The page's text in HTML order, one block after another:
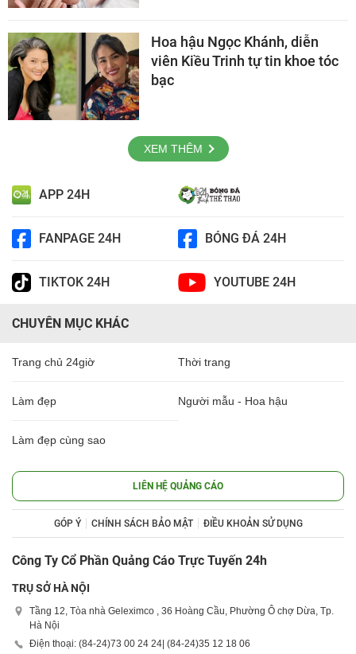
Hoa hậu Ngọc Khánh, diễn
viên Kiều Trinh tự tin khoe tóc
bạc
XEM THÊM
APP 24H
FANPAGE 24H BÓNG ĐÁ 24H
TIKTOK 24H YOUTUBE 24H
CHUYÊN MỤC KHÁC
Trang chủ 24giờ Thời trang
Làm đẹp Người mẫu - Hoa hậu
Làm đẹp cùng sao
LIÊN HỆ QUẢNG CÁO
GÓP Ý CHÍNH SÁCH BẢO MẬT ĐIỀU KHOẢN SỬ DỤNG
Công Ty Cổ Phần Quảng Cáo Trực Tuyến 24h
TRỤ SỞ HÀ NỘI
Tầng 12, Tòa nhà Geleximco , 36 Hoàng Cầu, Phường Ô chợ Dừa, Tp.
Hà Nội
Điện thoại: (84-24)73 00 24 24| (84-24)35 12 18 06